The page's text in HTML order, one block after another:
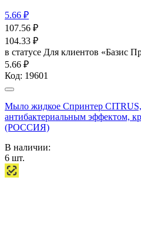
5.66 ₽
107.56 ₽
104.33 ₽
в статусе Для клиентов «Базис
5.66 ₽
Код: 19601
Мыло жидкое Спринтер CITRUS,
антибактериальным эффектом,
(РОССИЯ)
В наличии:
6 шт.